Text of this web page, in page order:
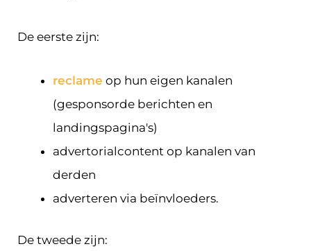
De eerste zijn:
reclame op hun eigen kanalen
(gesponsorde berichten en
landingspagina's)
advertorialcontent op kanalen van
derden
adverteren via beïnvloeders.
De tweede zijn: